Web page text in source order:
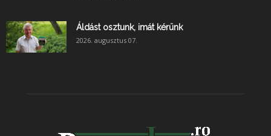
Áldást osztunk, imát kérünk
2026. augusztus 07.